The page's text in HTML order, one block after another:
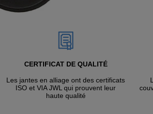
CERTIFICAT DE QUALITÉ
Les jantes en alliage ont des certificats
ISO et VIA JWL qui prouvent leur
haute qualité